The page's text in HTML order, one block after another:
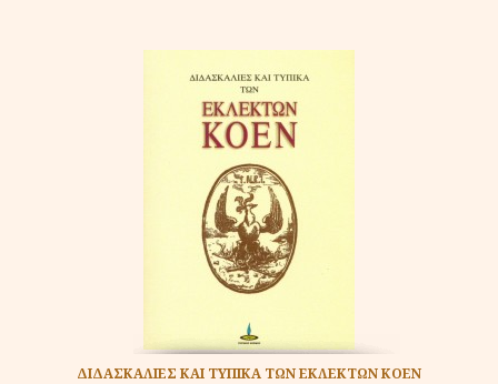
ΔΙΔΑΣΚΑΛΙΕΣ ΚΑΙ ΤΥΠΙΚΑ ΤΩΝ ΕΚΛΕΚΤΩΝ ΚΟΕΝ